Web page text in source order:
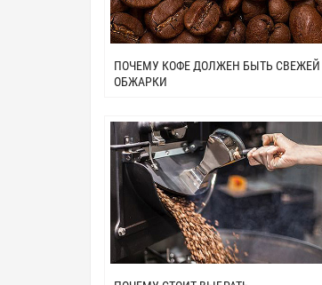
ПОЧЕМУ КОФЕ ДОЛЖЕН БЫТЬ СВЕЖЕЙ
ОБЖАРКИ